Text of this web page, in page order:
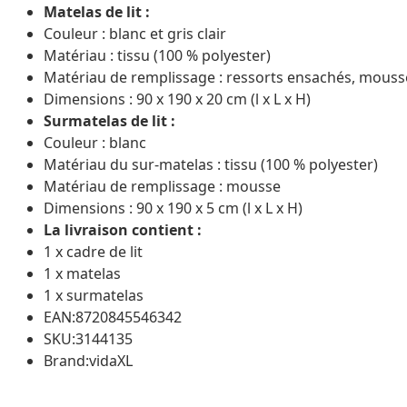
Matelas de lit :
Couleur : blanc et gris clair
Matériau : tissu (100 % polyester)
Matériau de remplissage : ressorts ensachés,
Dimensions : 90 x 190 x 20 cm (l x L x H)
Surmatelas de lit :
Couleur : blanc
Matériau du sur-matelas : tissu (100 % polyester)
Matériau de remplissage : mousse
Dimensions : 90 x 190 x 5 cm (l x L x H)
La livraison contient :
1 x cadre de lit
1 x matelas
1 x surmatelas
EAN:8720845546342
SKU:3144135
Brand:vidaXL